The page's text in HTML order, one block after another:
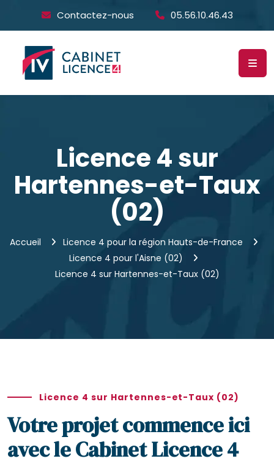
Contactez-nous 05.56.10.46.43
Licence 4 sur
Hartennes-et-Taux
(02)
Accueil
Licence 4 pour la région Hauts-de-France
Licence 4 pour l'Aisne (02)
Licence 4 sur Hartennes-et-Taux (02)
Licence 4 sur Hartennes-et-Taux (02)
Votre projet commence ici
avec le Cabinet Licence 4